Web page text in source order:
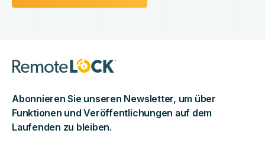
Abonnieren Sie unseren Newsletter, um über
Funktionen und Veröffentlichungen auf dem
Laufenden zu bleiben.